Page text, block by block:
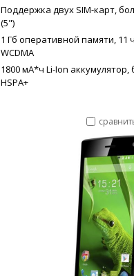
Поддержка двух SIM-карт,
(5")
1 Гб оперативной памяти, 11
WCDMA
1800 мА*ч Li-Ion
HSPA+